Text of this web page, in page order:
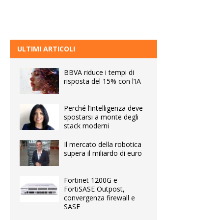
ULTIMI ARTICOLI
BBVA riduce i tempi di
risposta del 15% con l’IA
Perché l’intelligenza deve
spostarsi a monte degli
stack moderni
Il mercato della robotica
supera il miliardo di euro
Fortinet 1200G e
FortiSASE Outpost,
convergenza firewall e
SASE